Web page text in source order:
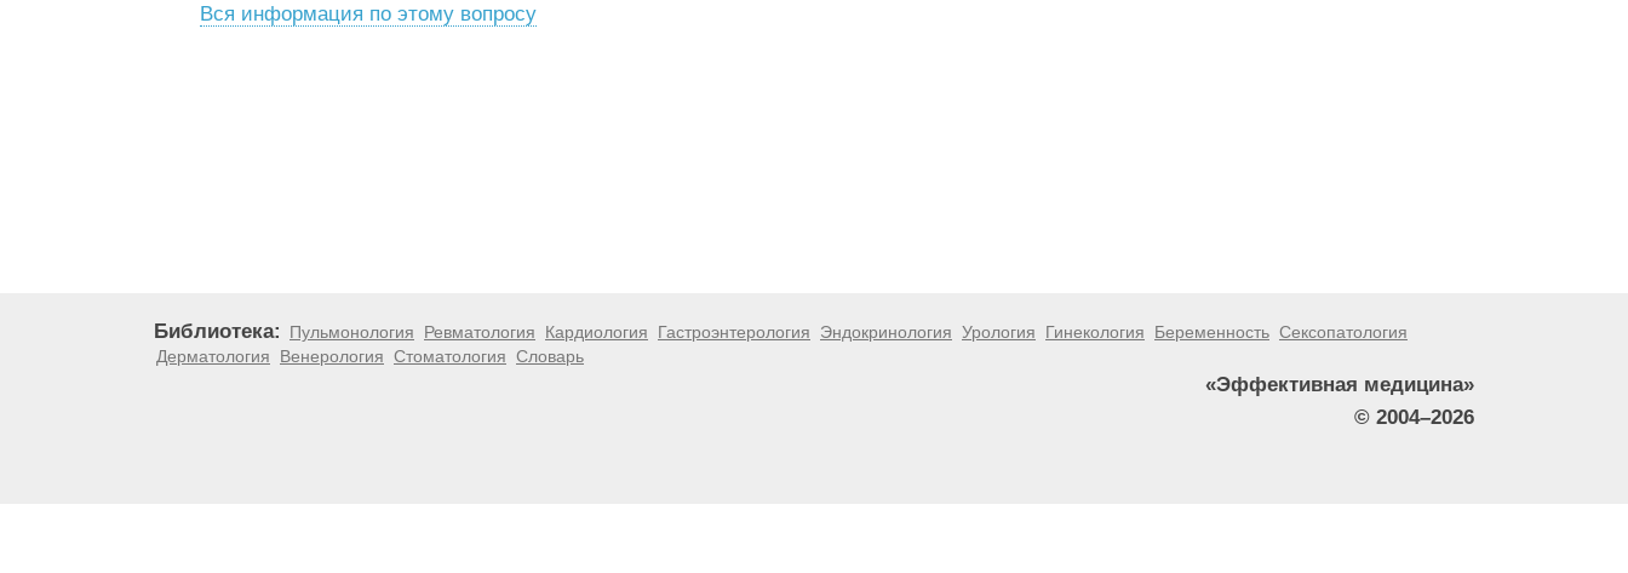
Вся информация по этому вопросу
Библиотека: Пульмонология Ревматология Кардиология Гастроэнтерология Эндокринология Урология Гинекология Беременность Сексопатология
Дерматология
Венерология Стоматология Словарь
«Эффективная медицина»
© 2004–2026